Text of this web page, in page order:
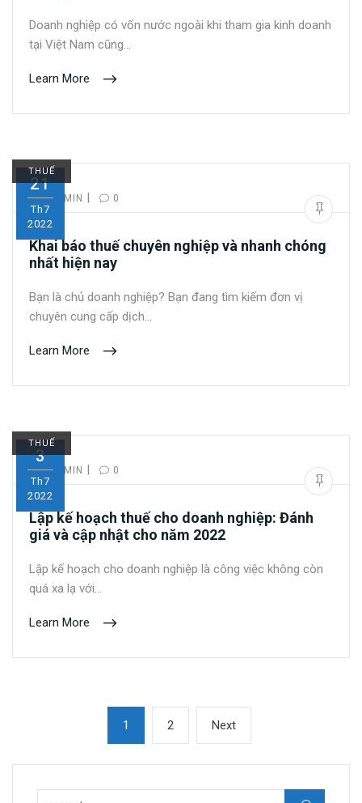
Doanh nghiệp có vốn nước ngoài khi tham gia kinh doanh
tại Việt Nam cũng…
Learn More
21
Th7
2022
THUẾ
BY:ADMIN | 0
Khai báo thuế chuyên nghiệp và nhanh chóng
nhất hiện nay
Bạn là chủ doanh nghiệp? Bạn đang tìm kiếm đơn vị
chuyên cung cấp dịch…
Learn More
3
Th7
2022
THUẾ
BY:ADMIN | 0
Lập kế hoạch thuế cho doanh nghiệp: Đánh
giá và cập nhật cho năm 2022
Lập kế hoạch cho doanh nghiệp là công việc không còn
quá xa lạ với…
Learn More
Page
1 Page
2 NextNext
page